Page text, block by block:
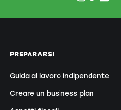
PREPARARSI
Guida al lavoro indipendente
Creare un business plan